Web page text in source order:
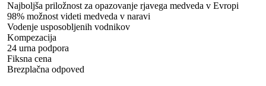
Najboljša priložnost za opazovanje rjavega medveda v Evropi
98% možnost videti medveda v naravi
Vodenje usposobljenih vodnikov
Kompezacija
24 urna podpora
Fiksna cena
Brezplačna odpoved